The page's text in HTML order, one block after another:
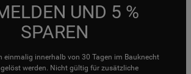
UND 5 %
SPAREN
einmalig innerhalb von 30 Tagen im Bauknecht
werden. Nicht gültig für zusätzliche